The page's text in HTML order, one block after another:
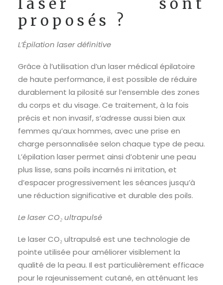
laser sont
proposés ?
L’Épilation laser définitive
Grâce à l’utilisation d’un laser médical épilatoire
de haute performance, il est possible de réduire
durablement la pilosité sur l’ensemble des zones
du corps et du visage. Ce traitement, à la fois
précis et non invasif, s’adresse aussi bien aux
femmes qu’aux hommes, avec une prise en
charge personnalisée selon chaque type de peau.
L’épilation laser permet ainsi d’obtenir une peau
plus lisse, sans poils incarnés ni irritation, et
d’espacer progressivement les séances jusqu’à
une réduction significative et durable des poils.
Le laser CO₂ ultrapulsé
Le laser CO₂ ultrapulsé est une technologie de
pointe utilisée pour améliorer visiblement la
qualité de la peau. Il est particulièrement efficace
pour le rajeunissement cutané, en atténuant les